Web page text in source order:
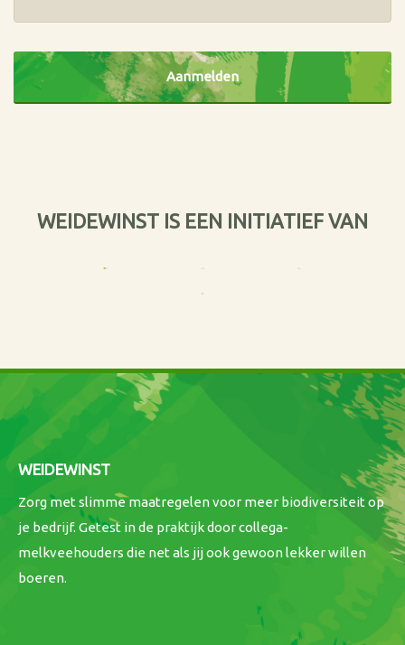
WEIDEWINST IS EEN INITIATIEF VAN
WEIDEWINST
Zorg met slimme maatregelen voor meer biodiversiteit op
je bedrijf. Getest in de praktijk door collega-
melkveehouders die net als jij ook gewoon lekker willen
boeren.